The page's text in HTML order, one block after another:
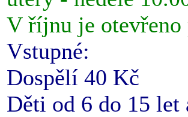
V říjnu je otevřeno
Vstupné:
Dospělí 40 Kč
Děti od 6 do 15 let